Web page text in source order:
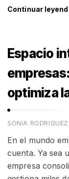
Continuar
Espacio
optimiza
SONIA RODRIGUEZ
En el mundo
cuenta. Ya sea
empresa